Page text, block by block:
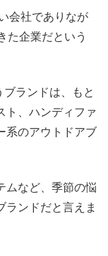
会社でありなが
た企業だという
ランドは、もと
ト、ハンディファ
系のアウトドアブ
ムなど、季節の悩
ランドだと言えま